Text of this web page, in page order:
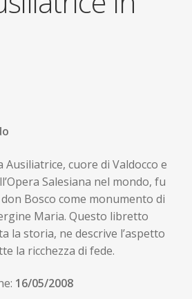
cuore di Valdocco e
Salesiana nel mondo, fu
Bosco come monumento di
Maria. Questo libretto
la storia, ne descrive l’aspetto
la ricchezza di fede.
16/05/2008